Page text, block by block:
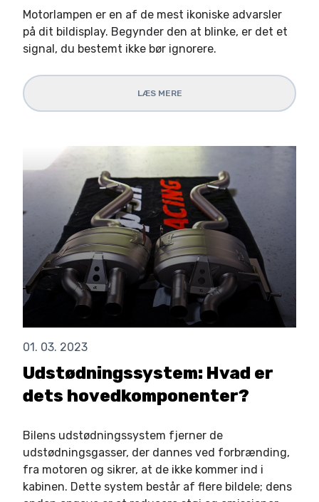
Motorlampen er en af de mest ikoniske advarsler
på dit bildisplay. Begynder den at blinke, er det et
signal, du bestemt ikke bør ignorere.
LÆS MERE
01. 03. 2023
Udstødningssystem: Hvad er
dets hovedkomponenter?
Bilens udstødningssystem fjerner de
udstødningsgasser, der dannes ved forbrænding,
fra motoren og sikrer, at de ikke kommer ind i
kabinen. Dette system består af flere bildele; dens